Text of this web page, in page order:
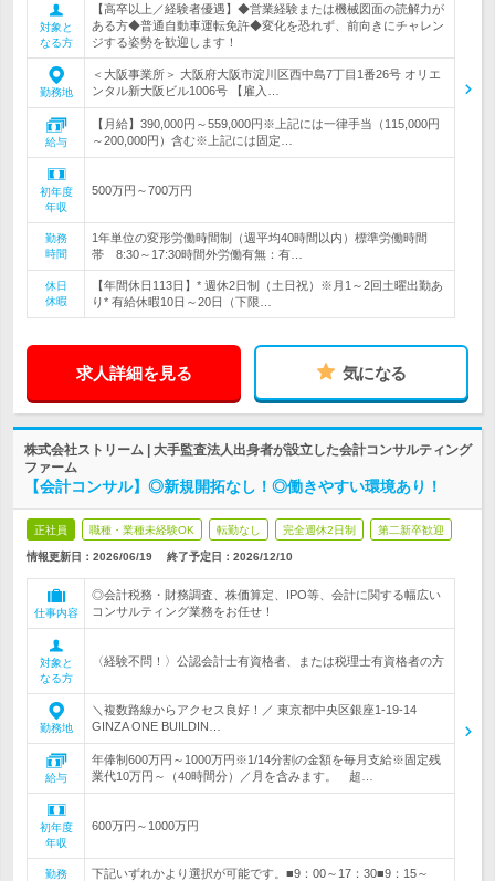
対象と
なる方
【高卒以上／経験者優遇】◆営業経験または機械図面の読解力が
ある方◆普通自動車運転免許◆変化を恐れず、前向きにチャレン
ジする姿勢を歓迎します！
勤務地
＜大阪事業所＞ 大阪府大阪市淀川区西中島7丁目1番26号 オリエ
ンタル新大阪ビル1006号 【雇入…
給与
【月給】390,000円～559,000円※上記には一律手当（115,000円
～200,000円）含む※上記には固定…
初年度
年収
500万円～700万円
勤務
時間
1年単位の変形労働時間制（週平均40時間以内）標準労働時間
帯 8:30～17:30時間外労働有無：有…
休日
休暇
【年間休日113日】* 週休2日制（土日祝）※月1～2回土曜出勤あ
り* 有給休暇10日～20日（下限…
求人詳細を見る 気になる
株式会社ストリーム | 大手監査法人出身者が設立した会計コンサルティング
ファーム
【会計コンサル】◎新規開拓なし！◎働きやすい環境あり！
正社員 職種・業種未経験OK 転勤なし 完全週休2日制 第二新卒歓迎
情報更新日：2026/06/19 終了予定日： 2026/12/10
仕事内容
◎会計税務・財務調査、株価算定、IPO等、会計に関する幅広い
コンサルティング業務をお任せ！
対象と
なる方
〈経験不問！〉公認会計士有資格者、または税理士有資格者の方
勤務地
＼複数路線からアクセス良好！／ 東京都中央区銀座1-19-14
GINZA ONE BUILDIN…
給与
年俸制600万円～1000万円※1/14分割の金額を毎月支給※固定残
業代10万円～（40時間分）／月を含みます。 超…
初年度
年収
600万円～1000万円
勤務
下記いずれかより選択が可能です。■9：00～17：30■9：15～